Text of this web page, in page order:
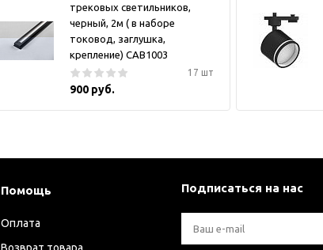
трековых светильников,
черный, 2м ( в наборе
токовод, заглушка,
крепление) CAB1003
17 шт
900 руб.
Помощь
Оплата
Возврат товара
Подписаться на нас